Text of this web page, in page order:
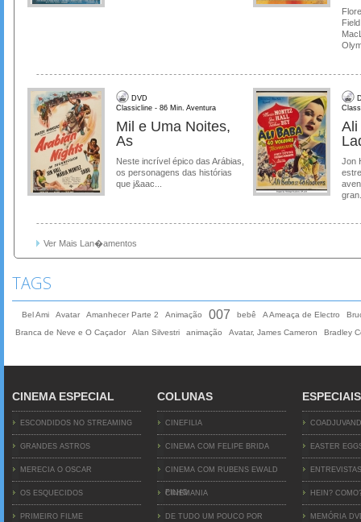
DVD
Classicline - 86 Min. Aventura
Mil e Uma Noites,
As
Neste incrível épico das Arábias,
os personagens das histórias
que j&aac...
Ali
Jon
Ver Mais Lan�amentos
TAGS
Bel Ami Avatar Amanhecer Parte 2 Animação 007 bebê A Ameaça de Electro
Branca de Neve e O Caçador
Alan Silvestri animação Avatar, James Cameron Bradley
CINEMA ESPECIAL
ESCONDIDOS NO STREAMING
GRANDES ASTROS
MERECIA O OSCAR
OS ESQUECIDOS
PRIMEIRO FILME
COLUNAS
CINEFILIA
CINEMA COM FELIPE BRIDA
CINEMA COM RUBENS EWALD
FILHO
CINEMANIA
DE TUDO UM POUCO POR
ESPECIAIS
EASTER
ENTREVISTAS
HEIN?
MEMÓRIA